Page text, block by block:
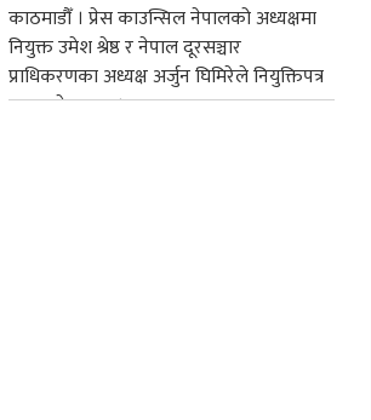
काठमाडौँ । प्रेस काउन्सिल नेपालको अध्यक्षमा
नियुक्त उमेश श्रेष्ठ र नेपाल दूरसञ्चार
प्राधिकरणका अध्यक्ष अर्जुन घिमिरेले नियुक्तिपत्र
ग्रहण गरेका छन्।...